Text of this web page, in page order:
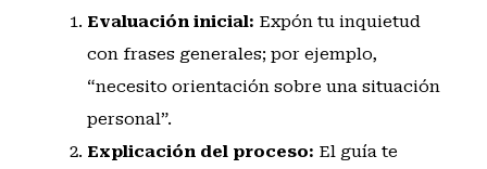
Evaluación inicial: Expón tu inquietud
con frases generales; por ejemplo,
“necesito orientación sobre una situación
personal”.
Explicación del proceso: El guía te